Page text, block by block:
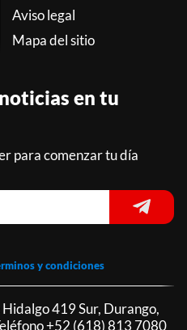
Aviso legal
Mapa del sitio
en tu
para comenzar tu día
y condiciones
419 Sur, Durango,
+52 (618) 813 7080